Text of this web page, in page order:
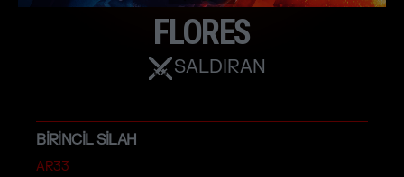
FLORES
SALDIRAN
BIRINCIL SILAH
AR33